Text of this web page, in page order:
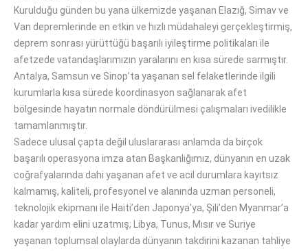
Kurulduğu günden bu yana ülkemizde yaşanan Elazığ, Simav ve
Van depremlerinde en etkin ve hızlı müdahaleyi gerçekleştirmiş,
deprem sonrası yürüttüğü başarılı iyileştirme politikaları ile
afetzede vatandaşlarımızın yaralarını en kısa sürede sarmıştır.
Antalya, Samsun ve Sinop’ta yaşanan sel felaketlerinde ilgili
kurumlarla kısa sürede koordinasyon sağlanarak afet
bölgesinde hayatın normale döndürülmesi çalışmaları ivedilikle
tamamlanmıştır.
Sadece ulusal çapta değil uluslararası anlamda da birçok
başarılı operasyona imza atan Başkanlığımız, dünyanın en uzak
coğrafyalarında dahi yaşanan afet ve acil durumlara kayıtsız
kalmamış, kaliteli, profesyonel ve alanında uzman personeli,
teknolojik ekipmanı ile Haiti’den Japonya’ya, Şili’den Myanmar’a
kadar yardım elini uzatmış; Libya, Tunus, Mısır ve Suriye
yaşanan toplumsal olaylarda dünyanın takdirini kazanan tahliye